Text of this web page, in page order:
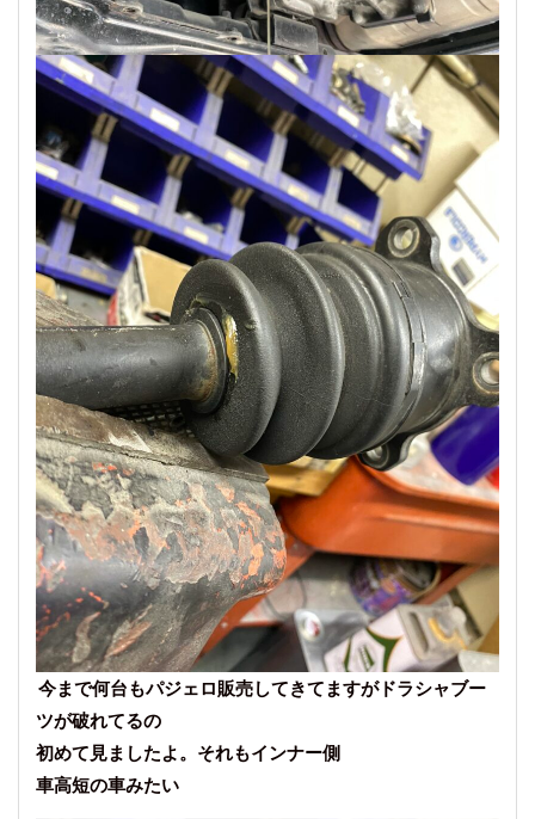
今まで何台もパジェロ販売してきてますがドラシャブー
ツが破れてるの
初めて見ましたよ。それもインナー側
車高短の車みたい